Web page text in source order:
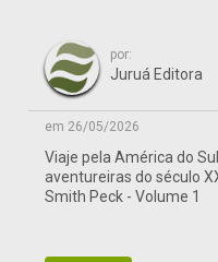
por:
Juruá Editora
em 26/05/2026
Viaje pela América do
aventureiras do século
Smith Peck - Volume 1